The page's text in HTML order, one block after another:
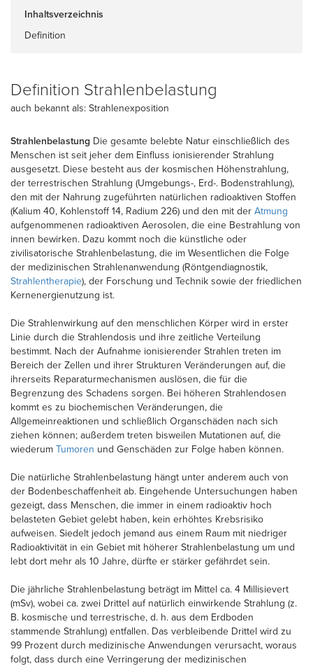
Inhaltsverzeichnis
Definition
Definition Strahlenbelastung
auch bekannt als: Strahlenexposition
Strahlenbelastung Die gesamte belebte Natur einschließlich des
Menschen ist seit jeher dem Einfluss ionisierender Strahlung
ausgesetzt. Diese besteht aus der kosmischen Höhenstrahlung,
der terrestrischen Strahlung (Umgebungs-, Erd-. Bodenstrahlung),
den mit der Nahrung zugeführten natürlichen radioaktiven Stoffen
(Kalium 40, Kohlenstoff 14, Radium 226) und den mit der Atmung
aufgenommenen radioaktiven Aerosolen, die eine Bestrahlung von
innen bewirken. Dazu kommt noch die künstliche oder
zivilisatorische Strahlenbelastung, die im Wesentlichen die Folge
der medizinischen Strahlenanwendung (Röntgendiagnostik,
Strahlentherapie), der Forschung und Technik sowie der friedlichen
Kernenergienutzung ist.
Die Strahlenwirkung auf den menschlichen Körper wird in erster
Linie durch die Strahlendosis und ihre zeitliche Verteilung
bestimmt. Nach der Aufnahme ionisierender Strahlen treten im
Bereich der Zellen und ihrer Strukturen Veränderungen auf, die
ihrerseits Reparaturmechanismen auslösen, die für die
Begrenzung des Schadens sorgen. Bei höheren Strahlendosen
kommt es zu biochemischen Veränderungen, die
Allgemeinreaktionen und schließlich Organschäden nach sich
ziehen können; außerdem treten bisweilen Mutationen auf, die
wiederum Tumoren und Genschäden zur Folge haben können.
Die natürliche Strahlenbelastung hängt unter anderem auch von
der Bodenbeschaffenheit ab. Eingehende Untersuchungen haben
gezeigt, dass Menschen, die immer in einem radioaktiv hoch
belasteten Gebiet gelebt haben, kein erhöhtes Krebsrisiko
aufweisen. Siedelt jedoch jemand aus einem Raum mit niedriger
Radioaktivität in ein Gebiet mit höherer Strahlenbelastung um und
lebt dort mehr als 10 Jahre, dürfte er stärker gefährdet sein.
Die jährliche Strahlenbelastung beträgt im Mittel ca. 4 Millisievert
(mSv), wobei ca. zwei Drittel auf natürlich einwirkende Strahlung (z.
B. kosmische und terrestrische, d. h. aus dem Erdboden
stammende Strahlung) entfallen. Das verbleibende Drittel wird zu
99 Prozent durch medizinische Anwendungen verursacht, woraus
folgt, dass durch eine Verringerung der medizinischen